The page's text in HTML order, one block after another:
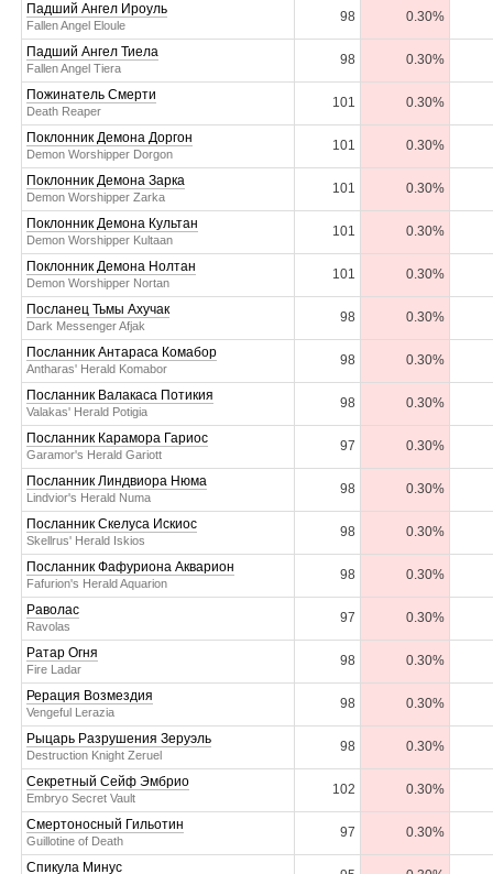
Падший Ангел Ироуль
Fallen Angel Eloule
98 0.30%
Падший Ангел Тиела
Fallen Angel Tiera
98 0.30%
Пожинатель Смерти
Death Reaper
101 0.30%
Поклонник Демона Доргон
Demon Worshipper Dorgon
101 0.30%
Поклонник Демона Зарка
Demon Worshipper Zarka
101 0.30%
Поклонник Демона Культан
Demon Worshipper Kultaan
101 0.30%
Поклонник Демона Нолтан
Demon Worshipper Nortan
101 0.30%
Посланец Тьмы Ахучак
Dark Messenger Afjak
98 0.30%
Посланник Антараса Комабор
Antharas' Herald Komabor
98 0.30%
Посланник Валакаса Потикия
Valakas' Herald Potigia
98 0.30%
Посланник Карамора Гариос
Garamor's Herald Gariott
97 0.30%
Посланник Линдвиора Нюма
Lindvior's Herald Numa
98 0.30%
Посланник Скелуса Искиос
Skellrus' Herald Iskios
98 0.30%
Посланник Фафуриона Акварион
Fafurion's Herald Aquarion
98 0.30%
Раволас
Ravolas
97 0.30%
Ратар Огня
Fire Ladar
98 0.30%
Рерация Возмездия
Vengeful Lerazia
98 0.30%
Рыцарь Разрушения Зеруэль
Destruction Knight Zeruel
98 0.30%
Секретный Сейф Эмбрио
Embryo Secret Vault
102 0.30%
Смертоносный Гильотин
Guillotine of Death
97 0.30%
Спикула Минус